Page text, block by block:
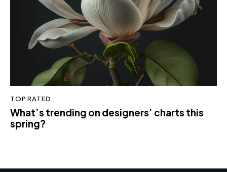
TOP RATED
What’s trending on designers’ charts this
spring?